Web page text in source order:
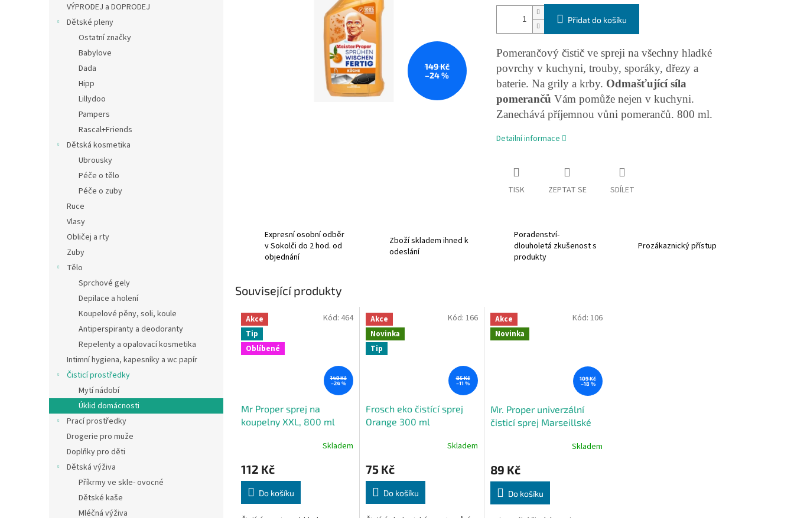
VÝPRODEJ a DOPRODEJ
Dětské pleny
Ostatní značky
Babylove
Dada
Hipp
Lillydoo
Pampers
Rascal+Friends
Dětská kosmetika
Ubrousky
Péče o tělo
Péče o zuby
Ruce
Vlasy
Obličej a rty
Zuby
Tělo
Sprchové gely
Depilace a holení
Koupelové pěny, soli, koule
Antiperspiranty a deodoranty
Repelenty a opalovací kosmetika
Intimní hygiena, kapesníky a wc papír
Čisticí prostředky
Mytí nádobí
Úklid domácnosti
Prací prostředky
Drogerie pro muže
Doplňky pro děti
Dětská výživa
Příkrmy ve skle- ovocné
Dětské kaše
Mléčná výživa
149 Kč
–24 %
Přidat do košíku
Pomerančový čistič ve spreji na všechny hladké
povrchy v kuchyni, trouby, sporáky, dřezy a
baterie. Na grily a krby. Odmašťující síla
pomerančů Vám pomůže nejen v kuchyni.
Zanechává příjemnou vůni pomerančů. 800 ml.
Detailní informace
TISK ZEPTAT SE SDÍLET
Expresní osobní odběr
v Sokolči do 2 hod. od
objednání
Zboží skladem ihned k
odeslání
Poradenství-
dlouholetá zkušenost s
produkty
Prozákaznický přístup
Související produkty
Akce
Tip
Oblíbené
149 Kč
–24 %
Mr Proper sprej na
koupelny XXL, 800 ml
Skladem
112 Kč
Do košíku
Kód: 464
Akce
Novinka
Tip
85 Kč
–11 %
Frosch eko čistící sprej
Orange 300 ml
Skladem
75 Kč
Do košíku
Kód: 166
Akce
Novinka
109 Kč
–18 %
Mr. Proper univerzální
čisticí sprej Marseillské
Skladem
89 Kč
Do košíku
Kód:106